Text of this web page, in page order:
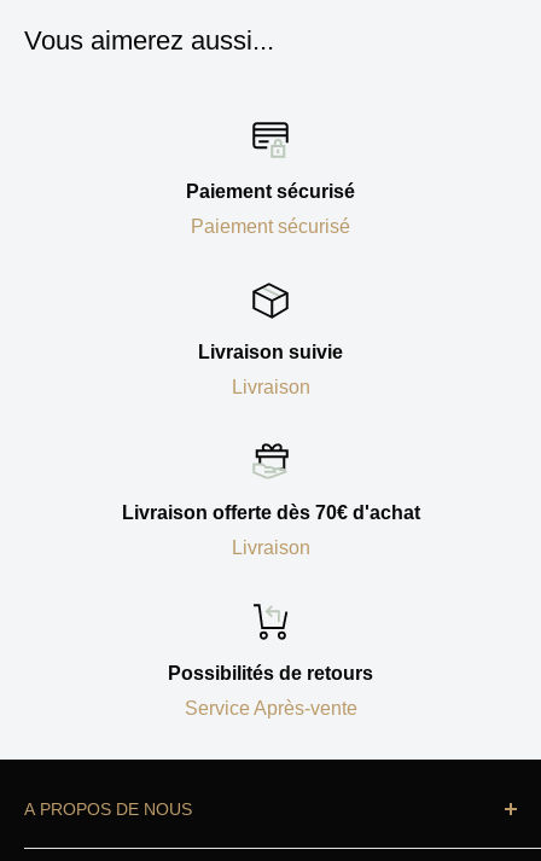
Vous aimerez aussi...
Paiement sécurisé
Paiement sécurisé
Livraison suivie
Livraison
Livraison offerte dès 70€ d'achat
Livraison
Possibilités de retours
Service Après-vente
A PROPOS DE NOUS